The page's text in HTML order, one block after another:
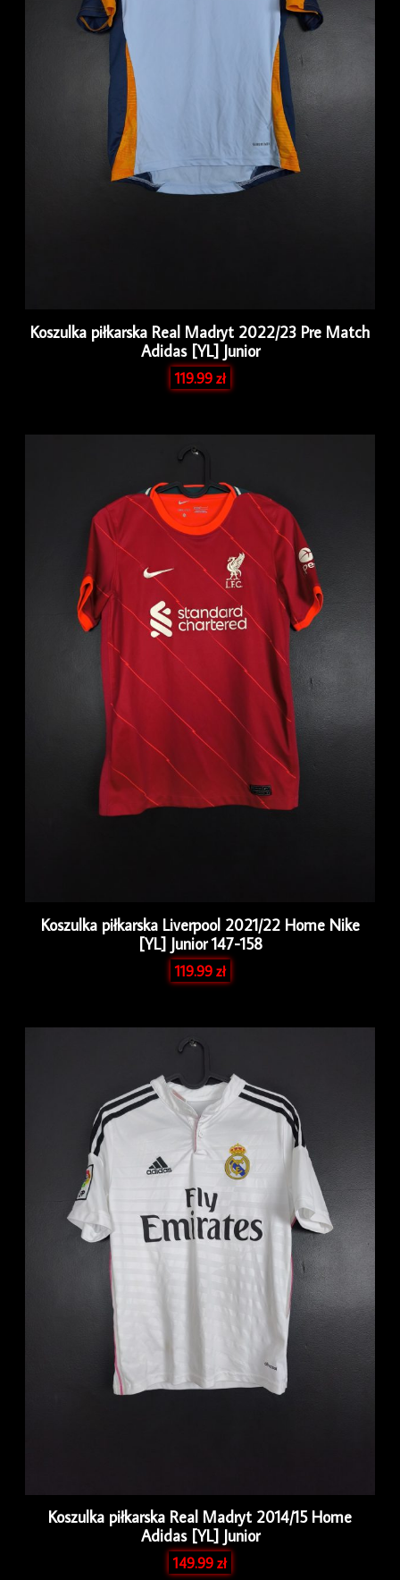
Koszulka piłkarska Real Madryt 2022/23 Pre Match
Adidas [YL] Junior
119.99zł
Koszulka piłkarska Liverpool 2021/22 Home Nike
[YL] Junior 147-158
119.99zł
Koszulka piłkarska Real Madryt 2014/15 Home
Adidas [YL] Junior
149.99zł